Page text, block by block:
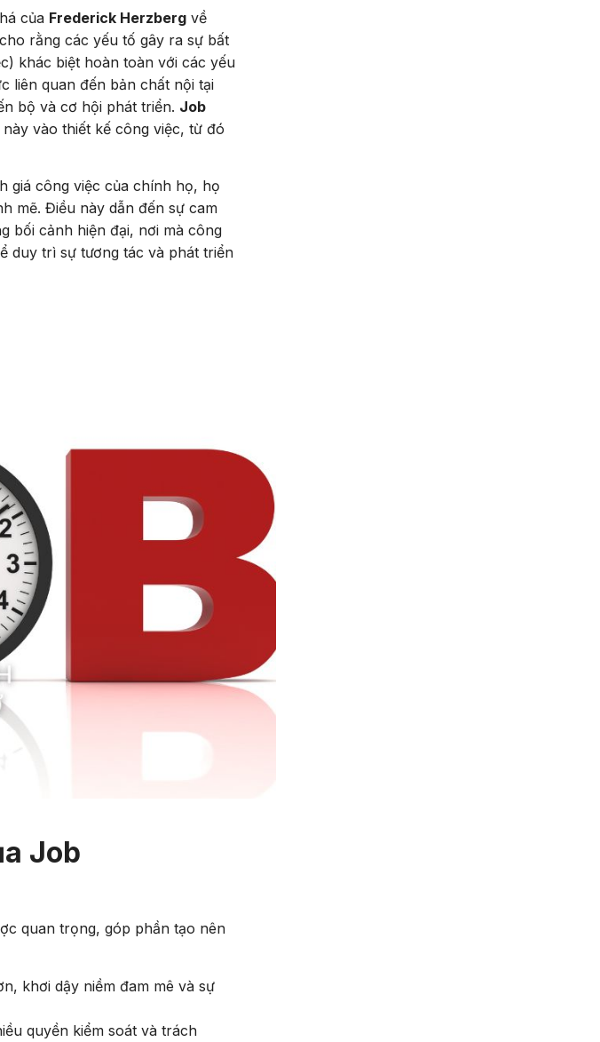
của Frederick Herzberg về
rằng các yếu tố gây ra sự bất
khác biệt hoàn toàn với các yếu
liên quan đến bản chất nội tại
bộ và cơ hội phát triển. Job
vào thiết kế công việc, từ đó
giá công việc của chính họ, họ
mẽ. Điều này dẫn đến sự cam
bối cảnh hiện đại, nơi mà công
duy trì sự tương tác và phát triển
Job
quan trọng, góp phần tạo nên
khơi dậy niềm đam mê và sự
quyền kiểm soát và trách